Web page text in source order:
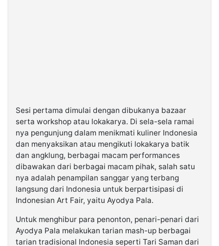
Sesi pertama dimulai dengan dibukanya bazaar
serta workshop atau lokakarya. Di sela-sela ramai
nya pengunjung dalam menikmati kuliner Indonesia
dan menyaksikan atau mengikuti lokakarya batik
dan angklung, berbagai macam performances
dibawakan dari berbagai macam pihak, salah satu
nya adalah penampilan sanggar yang terbang
langsung dari Indonesia untuk berpartisipasi di
Indonesian Art Fair, yaitu Ayodya Pala.
Untuk menghibur para penonton, penari-penari dari
Ayodya Pala melakukan tarian mash-up berbagai
tarian tradisional Indonesia seperti Tari Saman dari